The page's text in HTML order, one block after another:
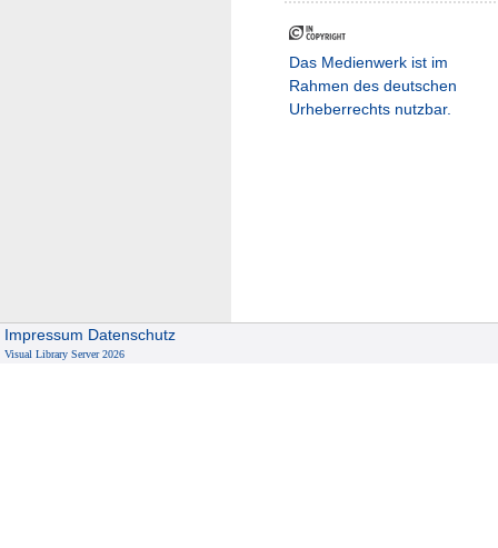
Das Medienwerk ist im
Rahmen des deutschen
Urheberrechts nutzbar.
Impressum Datenschutz
Visual Library Server 2026